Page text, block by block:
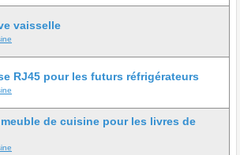
vaisselle
RJ45 pour les futurs réfrigérateurs
de cuisine pour les livres de